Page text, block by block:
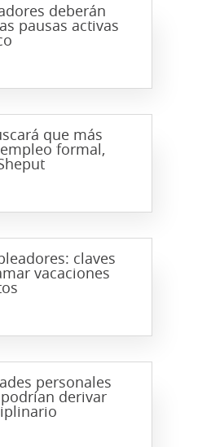
deberán
pausas activas
que más
formal,
claves
vacaciones
personales
derivar